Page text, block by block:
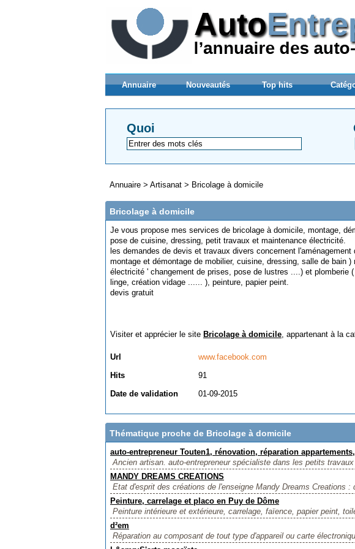
Annuaire Nouveautés Top hits
Quoi
Annuaire > Artisanat > Bricolage à domicile
Bricolage à domicile
Je vous propose mes services de bricolage à domicile, montage,
pose de cuisine, dressing, petit travaux et maintenance électricité.
les demandes de devis et travaux divers concernent l'aménagement
montage et démontage de mobilier, cuisine, dressing, salle de bain )
électricité ' changement de prises, pose de lustres ....) et plomberie
linge, création vidage ...... ), peinture, papier peint.
devis gratuit
Visiter et apprécier le site Bricolage à domicile, appartenant à la
Url
www.facebook.com
Hits
91
Date de validation
01-09-2015
Thématique proche de Bricolage à domicile
auto-entrepreneur Touten1, rénovation, réparation
Ancien artisan. auto-entrepreneur spécialiste dans les petits
MANDY DREAMS CREATIONS
Etat d'esprit des créations de l'enseigne Mandy Dreams Creations
Peinture, carrelage et placo en Puy de Dôme
Peinture intérieure et extérieure, carrelage, faïence, papier peint,
d²em
Réparation au composant de tout type d'appareil ou carte